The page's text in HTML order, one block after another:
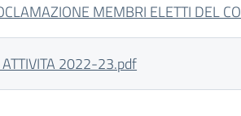
MEMBRI ELETTI DEL
2022-23.pdf